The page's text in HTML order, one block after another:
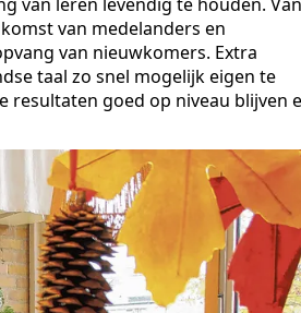
van medelanders en
van nieuwkomers. Extra
taal zo snel mogelijk eigen te
resultaten goed op niveau blijven